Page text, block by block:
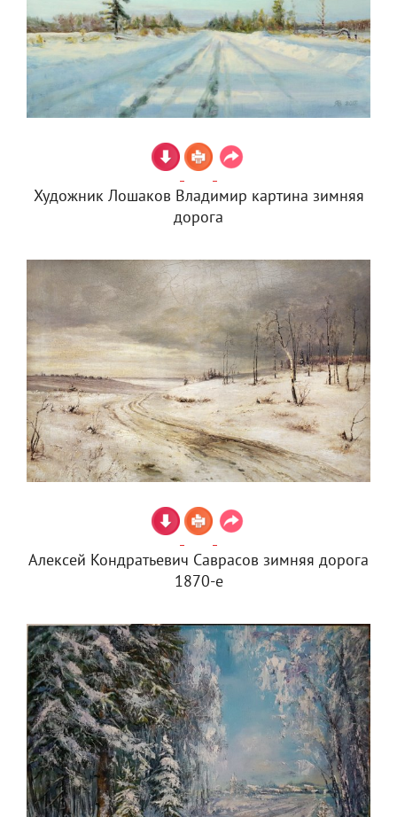
Художник Лошаков Владимир картина зимняя
дорога
Алексей Кондратьевич Саврасов зимняя дорога
1870-е